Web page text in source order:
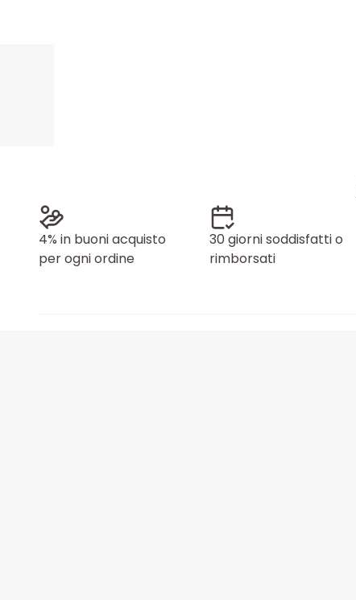
4% in buoni acquisto
per ogni ordine
30 giorni soddisfatti o
rimborsati